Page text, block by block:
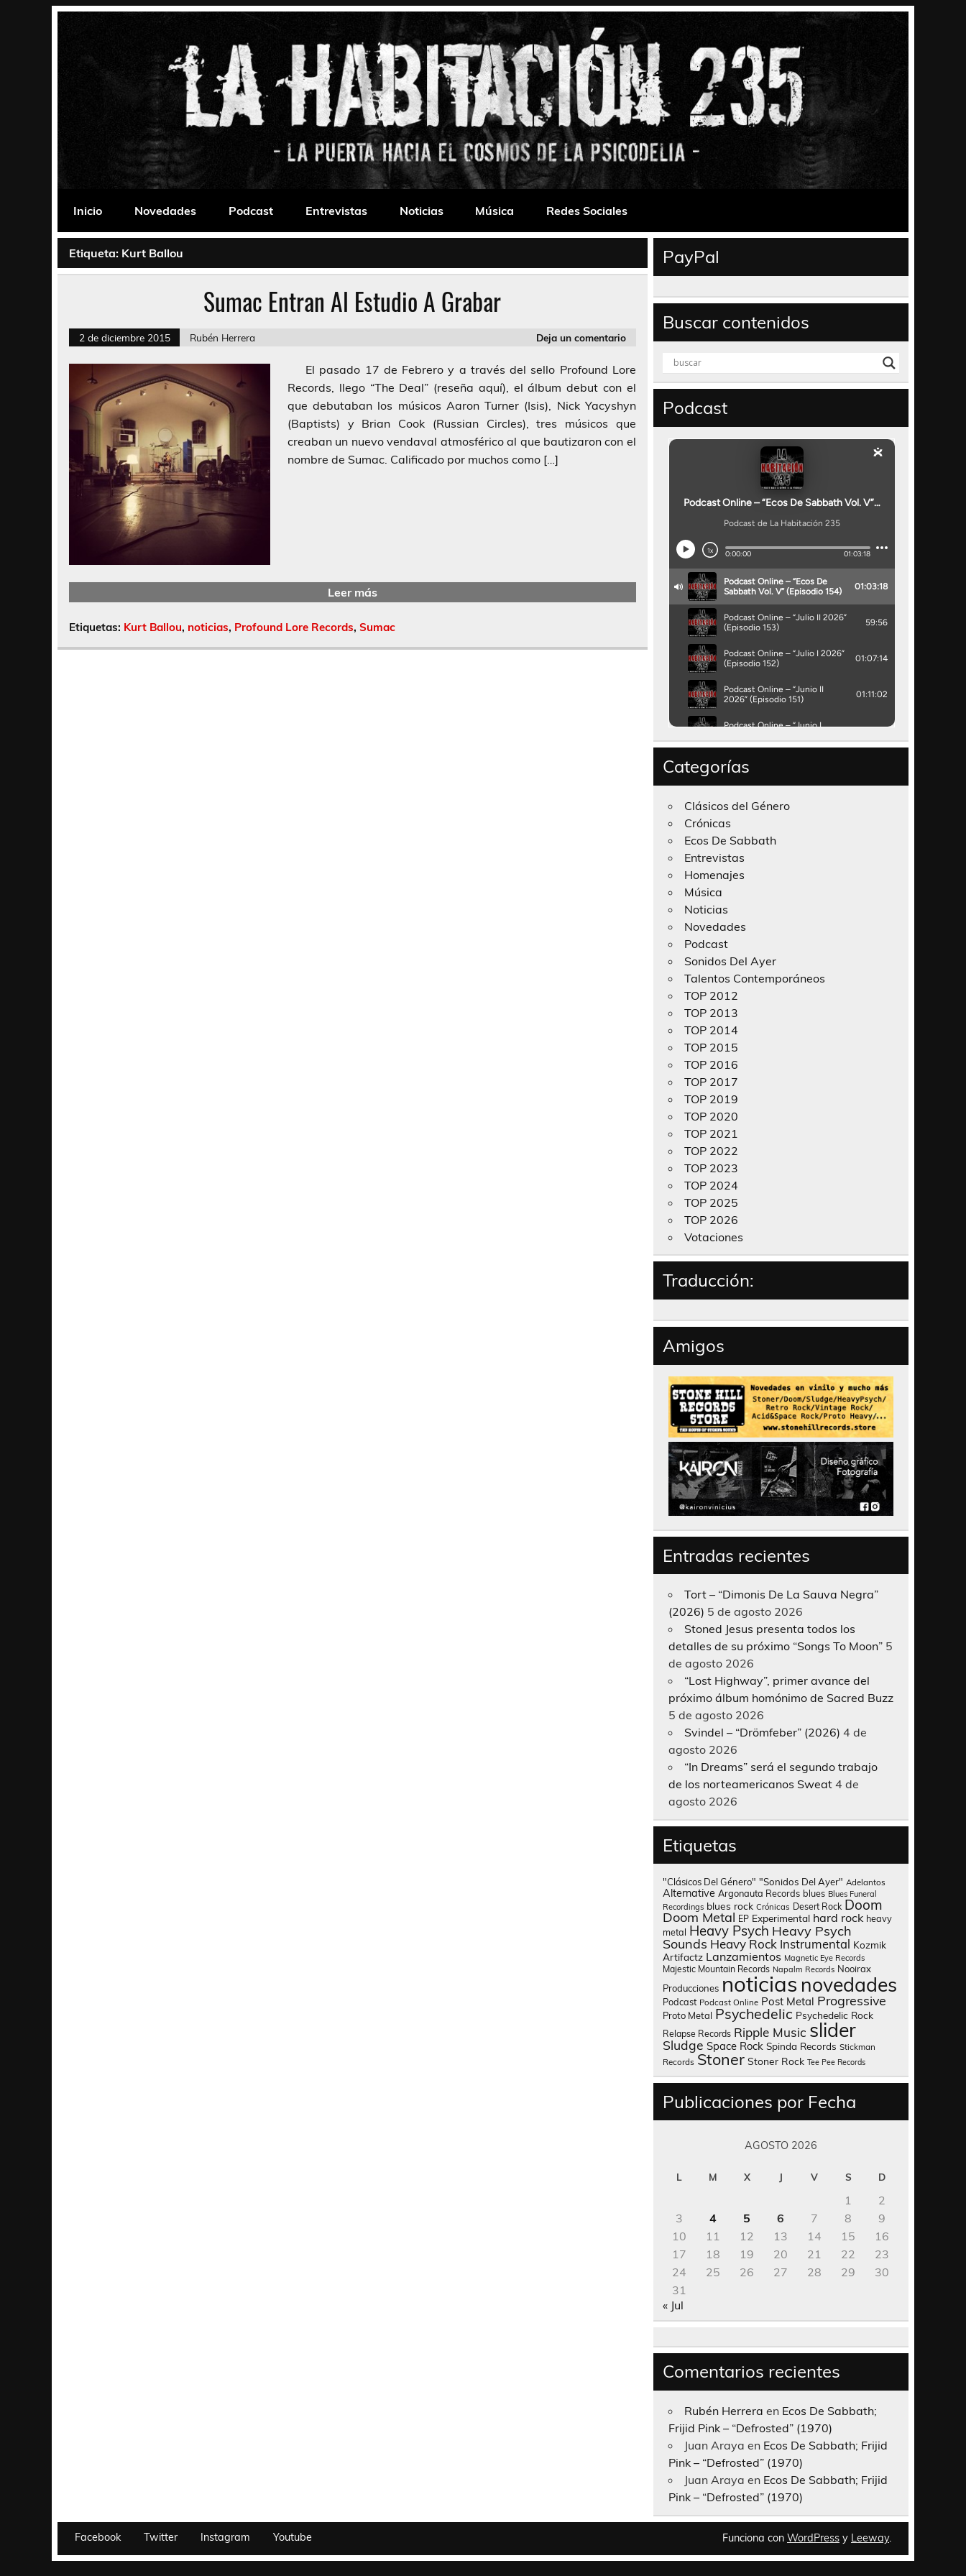
La Habitación 235
Inicio
Novedades Podcast Entrevistas Noticias Música Redes Sociales
Etiqueta: Kurt Ballou
Sumac Entran Al Estudio A Grabar
2 de diciembre 2015 Rubén Herrera Deja un comentario
El pasado 17 de Febrero y a través del sello Profound Lore
Records, llego “The Deal” (reseña aquí), el álbum debut con el
que debutaban los músicos Aaron Turner (Isis), Nick Yacyshyn
(Baptists) y Brian Cook (Russian Circles), tres músicos que
creaban un nuevo vendaval atmosférico al que bautizaron con el
nombre de Sumac. Calificado por muchos como […]
Leer más
Etiquetas: Kurt Ballou, noticias, Profound Lore Records, Sumac
PayPal
Buscar contenidos
Podcast
Categorías
Clásicos del Género
Crónicas
Ecos De Sabbath
Entrevistas
Homenajes
Música
Noticias
Novedades
Podcast
Sonidos Del Ayer
Talentos Contemporáneos
TOP 2012
TOP 2013
TOP 2014
TOP 2015
TOP 2016
TOP 2017
TOP 2019
TOP 2020
TOP 2021
TOP 2022
TOP 2023
TOP 2024
TOP 2025
TOP 2026
Votaciones
Traducción:
Amigos
Entradas recientes
Tort – “Dimonis De La Sauva Negra”
(2026) 5 de agosto 2026
Stoned Jesus presenta todos los
detalles de su próximo “Songs To Moon” 5
de agosto 2026
“Lost Highway”, primer avance del
próximo álbum homónimo de Sacred Buzz
5 de agosto 2026
Svindel – “Drömfeber” (2026) 4 de
agosto 2026
“In Dreams” será el segundo trabajo
de los norteamericanos Sweat 4 de
agosto 2026
Etiquetas
"Clásicos Del Género" "Sonidos Del Ayer" Adelantos
Alternative Argonauta Records blues Blues Funeral
Recordings blues rock Crónicas Desert Rock Doom
Doom Metal EP Experimental hard rock heavy
metal Heavy Psych Heavy Psych
Sounds Heavy Rock Instrumental Kozmik
Artifactz Lanzamientos Magnetic Eye Records
Majestic Mountain Records Napalm Records Nooirax
Producciones noticias novedades
Podcast Podcast Online Post Metal Progressive
Proto Metal Psychedelic Psychedelic Rock
Relapse Records Ripple Music slider
Sludge Space Rock Spinda Records Stickman
Records Stoner Stoner Rock Tee Pee Records
Publicaciones por Fecha
AGOSTO 2026
L M X J V S D
1
2
3
4 5 6 7 8
9
10
11 12 13 14 15
16
17
18 19 20 21 22
23
24
25 26 27 28 29
30
31
« Jul
Comentarios recientes
Rubén Herrera en Ecos De Sabbath;
Frijid Pink – “Defrosted” (1970)
Juan Araya en Ecos De Sabbath; Frijid
Pink – “Defrosted” (1970)
Juan Araya en Ecos De Sabbath; Frijid
Pink – “Defrosted” (1970)
Facebook Twitter Instagram Youtube Funciona con WordPress y Leeway.